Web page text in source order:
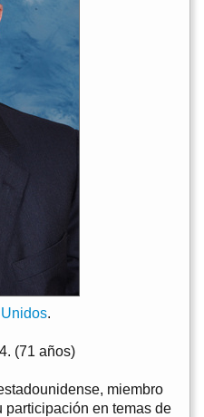
.
(71 años)
miembro
participación en temas de